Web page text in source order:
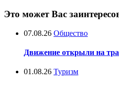
Это может Вас
07.08.26 Общество
Движение открыли на
01.08.26 Туризм